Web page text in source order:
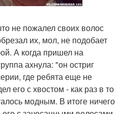
не пожалел своих волос
их, мол, не подобает
А когда пришел на
ахнула: "он остриг
где ребята еще не
его с хвостом - как раз в то
модным. В итоге ничего